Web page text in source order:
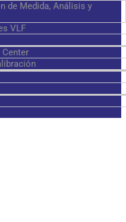
de Medida, Análisis y
VLF
Center